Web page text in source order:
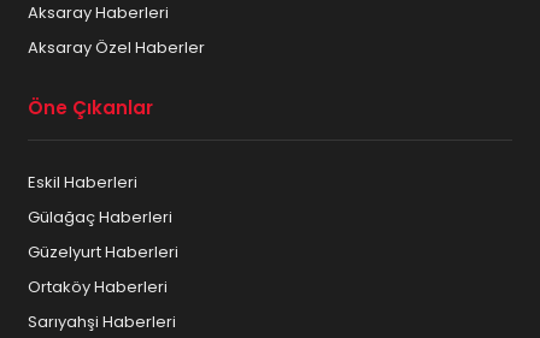
Aksaray Haberleri
Aksaray Özel Haberler
Öne Çıkanlar
Eskil Haberleri
Gülağaç Haberleri
Güzelyurt Haberleri
Ortaköy Haberleri
Sarıyahşi Haberleri